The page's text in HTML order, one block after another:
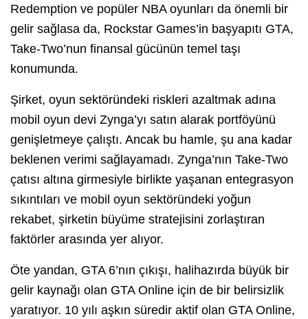
Redemption ve popüler NBA oyunları da önemli bir
gelir sağlasa da, Rockstar Games’in başyapıtı GTA,
Take-Two’nun finansal gücünün temel taşı
konumunda.
Şirket, oyun sektöründeki riskleri azaltmak adına
mobil oyun devi Zynga’yı satın alarak portföyünü
genişletmeye çalıştı. Ancak bu hamle, şu ana kadar
beklenen verimi sağlayamadı. Zynga’nın Take-Two
çatısı altına girmesiyle birlikte yaşanan entegrasyon
sıkıntıları ve mobil oyun sektöründeki yoğun
rekabet, şirketin büyüme stratejisini zorlaştıran
faktörler arasında yer alıyor.
Öte yandan, GTA 6’nın çıkışı, halihazırda büyük bir
gelir kaynağı olan GTA Online için de bir belirsizlik
yaratıyor. 10 yılı aşkın süredir aktif olan GTA Online,